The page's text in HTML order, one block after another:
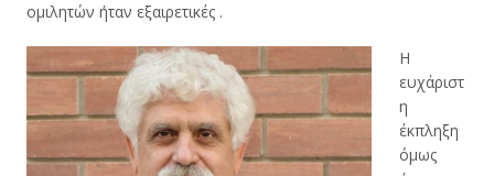
ομιλητών ήταν εξαιρετικές .
Η
ευχάριστ
η
έκπληξη
όμως